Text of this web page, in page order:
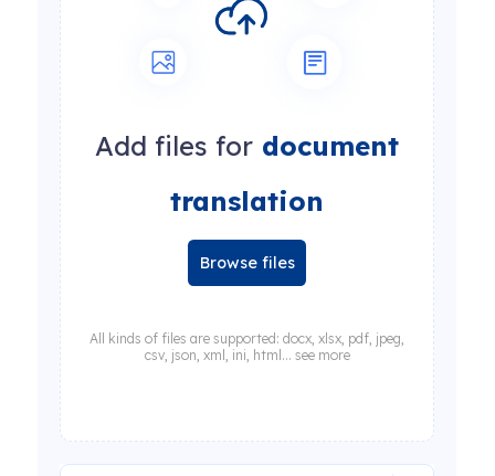
Add files for document
translation
Browse files
All kinds of files are supported: docx, xlsx, pdf, jpeg,
csv, json, xml, ini, html... see more